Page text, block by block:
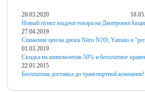
28.03.2020
Новый пункт выдачи товара на Дмитровке
27.04.2019
Снижение цен на диски Nitro N2O, Yamato и
01.03.2019
Скидка на шиномонтаж 50% и бесплатное
22.01.2015
Бесплатная доставка до транспортной компании!